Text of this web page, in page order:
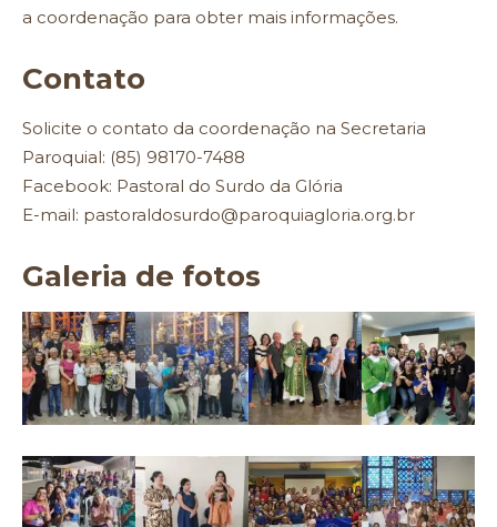
a coordenação para obter mais informações.
Contato
Solicite o contato da coordenação na Secretaria
Paroquial: (85) 98170-7488
Facebook: Pastoral do Surdo da Glória
E-mail: pastoraldosurdo@paroquiagloria.org.br
Galeria de fotos